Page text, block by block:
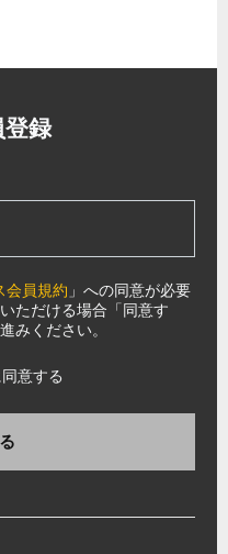
登録
会員規約 」への同意が必要
ただける場合「同意す
みください。
意する